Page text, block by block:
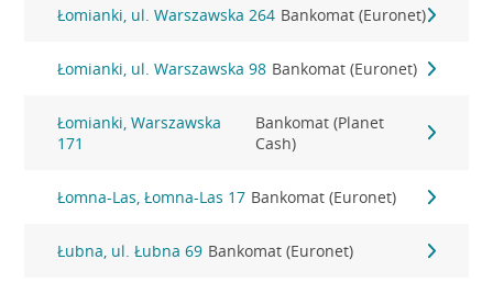
Łomianki, ul. Warszawska 264 Bankomat (Euronet)
Łomianki, ul. Warszawska 98 Bankomat (Euronet)
Łomianki, Warszawska
171
Bankomat (Planet
Cash)
Łomna-Las, Łomna-Las 17 Bankomat (Euronet)
Łubna, ul. Łubna 69 Bankomat (Euronet)